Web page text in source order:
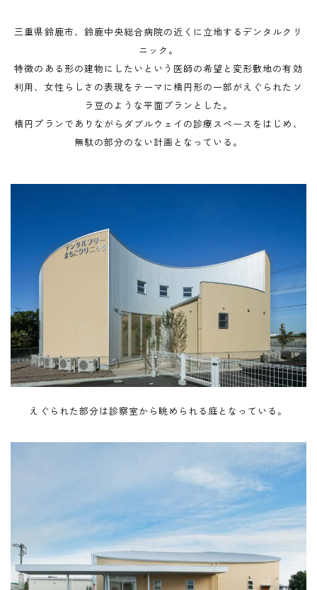
三重県鈴鹿市、鈴鹿中央総合病院の近くに立地するデンタルクリ
ニック。
特徴のある形の建物にしたいという医師の希望と変形敷地の有効
利用、女性らしさの表現をテーマに楕円形の一部がえぐられたソ
ラ豆のような平面プランとした。
楕円プランでありながらダブルウェイの診療スペースをはじめ、
無駄の部分のない計画となっている。
えぐられた部分は診察室から眺められる庭となっている。